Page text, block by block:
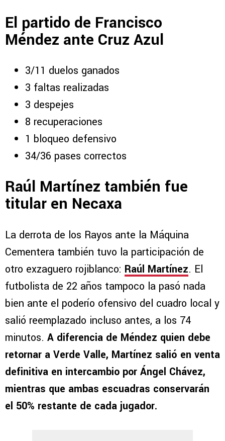
El partido de Francisco
Méndez ante Cruz Azul
3/11 duelos ganados
3 faltas realizadas
3 despejes
8 recuperaciones
1 bloqueo defensivo
34/36 pases correctos
Raúl Martínez también fue
titular en Necaxa
La derrota de los Rayos ante la Máquina
Cementera también tuvo la participación de
otro exzaguero rojiblanco: Raúl Martínez. El
futbolista de 22 años tampoco la pasó nada
bien ante el poderío ofensivo del cuadro local y
salió reemplazado incluso antes, a los 74
minutos. A diferencia de Méndez quien debe
retornar a Verde Valle, Martínez salió en venta
definitiva en intercambio por Ángel Chávez,
mientras que ambas escuadras conservarán
el 50% restante de cada jugador.